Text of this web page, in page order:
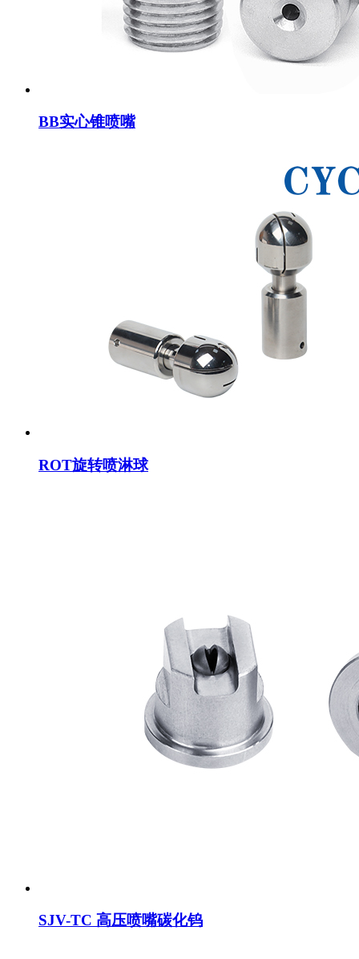
BB实心锥喷嘴
ROT旋转喷淋球
SJV-TC 高压喷嘴碳化钨